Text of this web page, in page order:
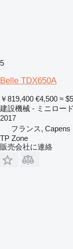
5
Belle TDX650A
￥819,400 €4,500 ≈
建設機械 - ミニロー
2017
フランス, Capens
TP Zone
販売会社に連絡